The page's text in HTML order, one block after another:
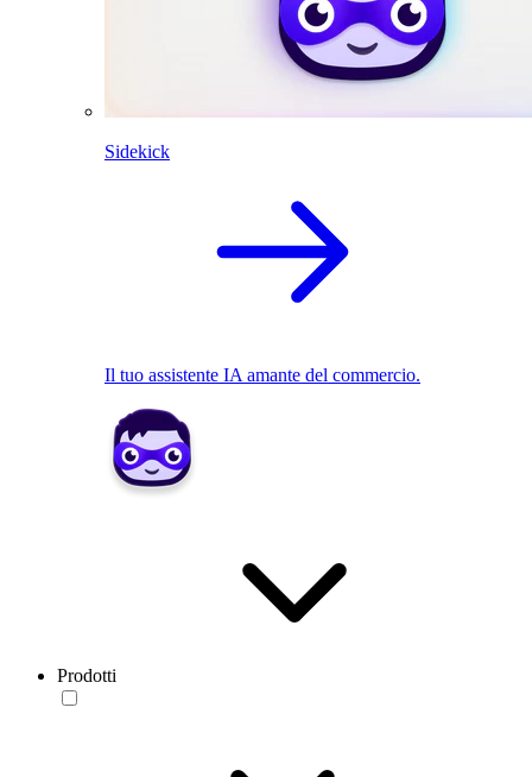
Sidekick
Il tuo assistente IA amante del commercio.
Prodotti